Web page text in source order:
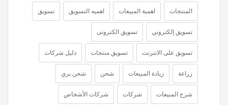
المنتجات اهمية المبيعات اهميه التسويق تسويق
تسويق إلكتروني تسويق الكترونى
تسويق على الانترنت تسويق منتجات دليل شركات
زراعة زيادة المبيعات شحن شحن بري
شرح المبيعات شركات شركات الأشخاص